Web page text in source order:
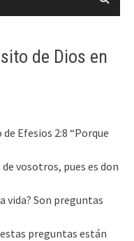
de Dios en
Efesios 2:8 “Porque
vosotros, pues es don
vida? Son preguntas
preguntas están